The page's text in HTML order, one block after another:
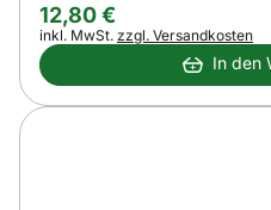
12,80€
Steuerhinweis:
inkl. MwSt. zzgl. Versandkosten
In den